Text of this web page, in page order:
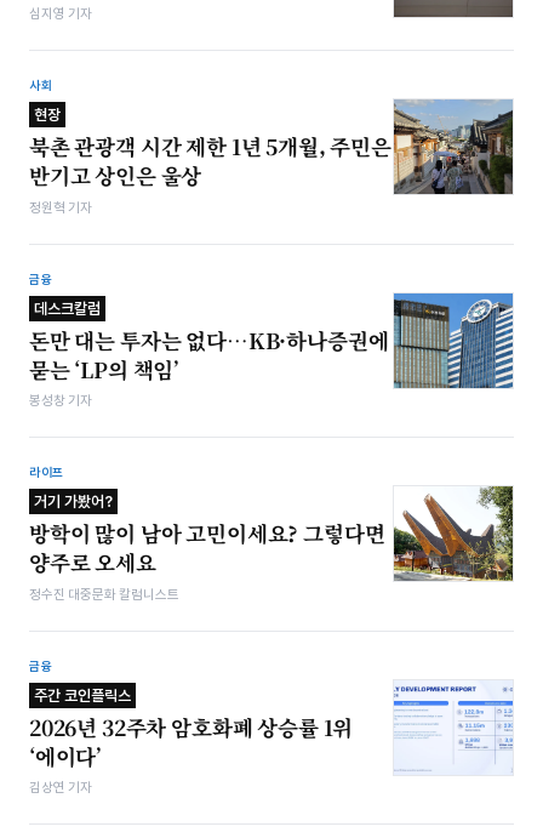
심지영 기자
사회
현장
북촌 관광객 시간 제한 1년 5개월, 주민은
반기고 상인은 울상
정원혁 기자
금융
데스크칼럼
돈만 대는 투자는 없다…KB·하나증권에
묻는 ‘LP의 책임’
봉성창 기자
라이프
거기 가봤어?
방학이 많이 남아 고민이세요? 그렇다면
양주로 오세요
정수진 대중문화 칼럼니스트
금융
주간 코인플릭스
2026년 32주차 암호화폐 상승률 1위
‘에이다’
김상연 기자